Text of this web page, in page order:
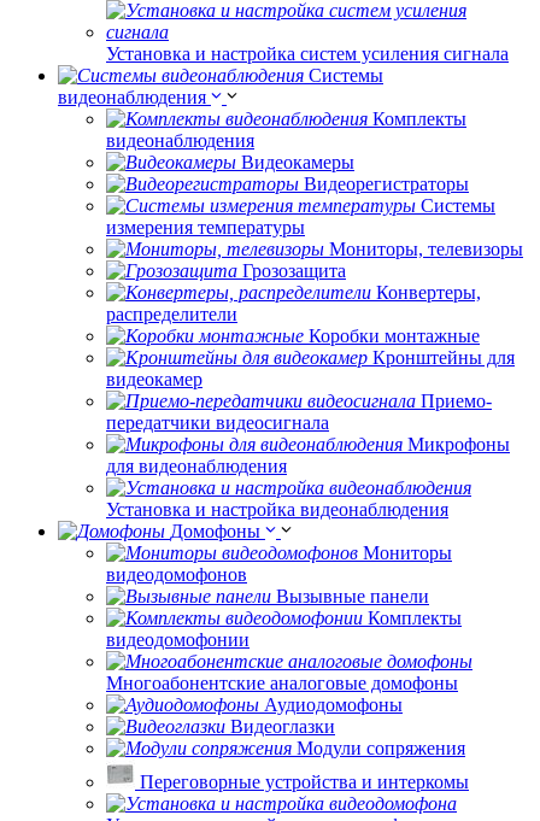
Установка и настройка систем усиления сигнала
Системы
видеонаблюдения
Комплекты
видеонаблюдения
Видеокамеры
Видеорегистраторы
Системы
измерения температуры
Мониторы, телевизоры
Грозозащита
Конвертеры,
распределители
Коробки монтажные
Кронштейны для
видеокамер
Приемо-
передатчики видеосигнала
Микрофоны
для видеонаблюдения
Установка и настройка видеонаблюдения
Домофоны
Мониторы
видеодомофонов
Вызывные панели
Комплекты
видеодомофонии
Многоабонентские аналоговые домофоны
Аудиодомофоны
Видеоглазки
Модули сопряжения
Переговорные устройства и интеркомы